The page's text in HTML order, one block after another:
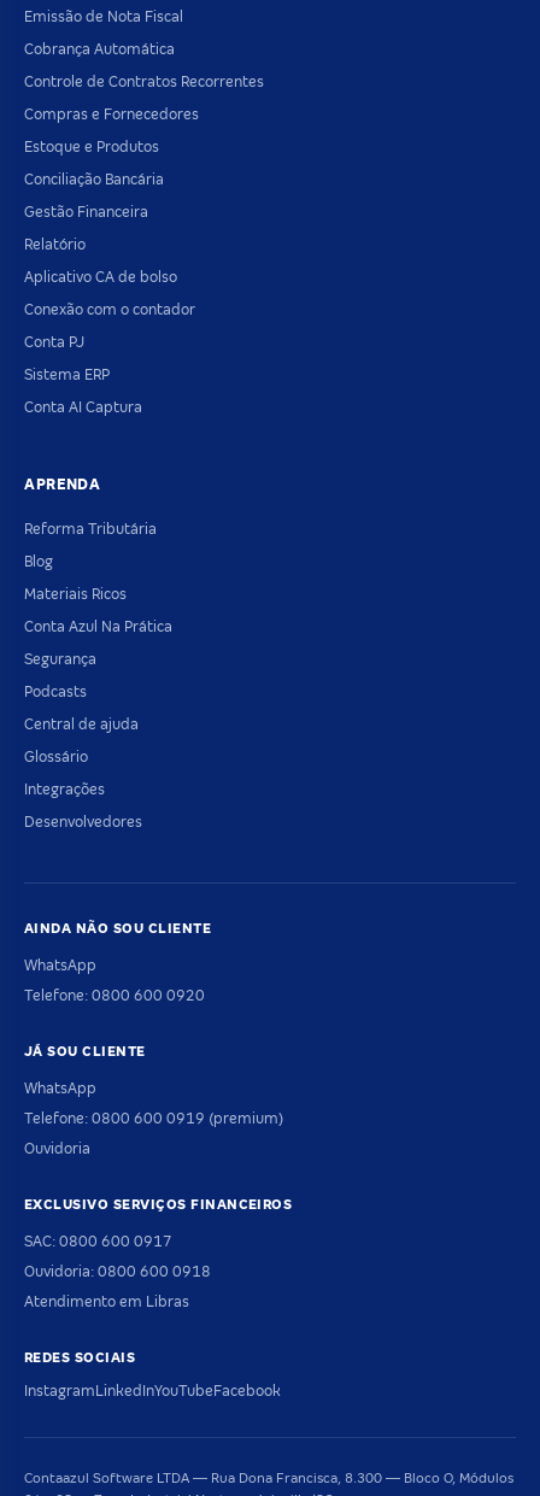
Emissão de Nota Fiscal
Cobrança Automática
Controle de Contratos Recorrentes
Compras e Fornecedores
Estoque e Produtos
Conciliação Bancária
Gestão Financeira
Relatório
Aplicativo CA de bolso
Conexão com o contador
Conta PJ
Sistema ERP
Conta AI Captura
APRENDA
Reforma Tributária
Blog
Materiais Ricos
Conta Azul Na Prática
Segurança
Podcasts
Central de ajuda
Glossário
Integrações
Desenvolvedores
AINDA NÃO SOU CLIENTE
WhatsApp
Telefone: 0800 600 0920
JÁ SOU CLIENTE
WhatsApp
Telefone: 0800 600 0919 (premium)
Ouvidoria
EXCLUSIVO SERVIÇOS FINANCEIROS
SAC: 0800 600 0917
Ouvidoria: 0800 600 0918
Atendimento em Libras
REDES SOCIAIS
Instagram LinkedInYouTube Facebook
Contaazul Software LTDA — Rua Dona Francisca, 8.300 — Bloco O, Módulos